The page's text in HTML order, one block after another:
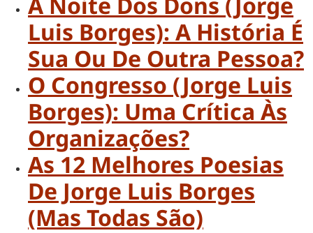
Luis Borges): A História É
Sua Ou De Outra Pessoa?
O Congresso (Jorge Luis
Borges): Uma Crítica Às
Organizações?
As 12 Melhores Poesias
De Jorge Luis Borges
(mas Todas São)